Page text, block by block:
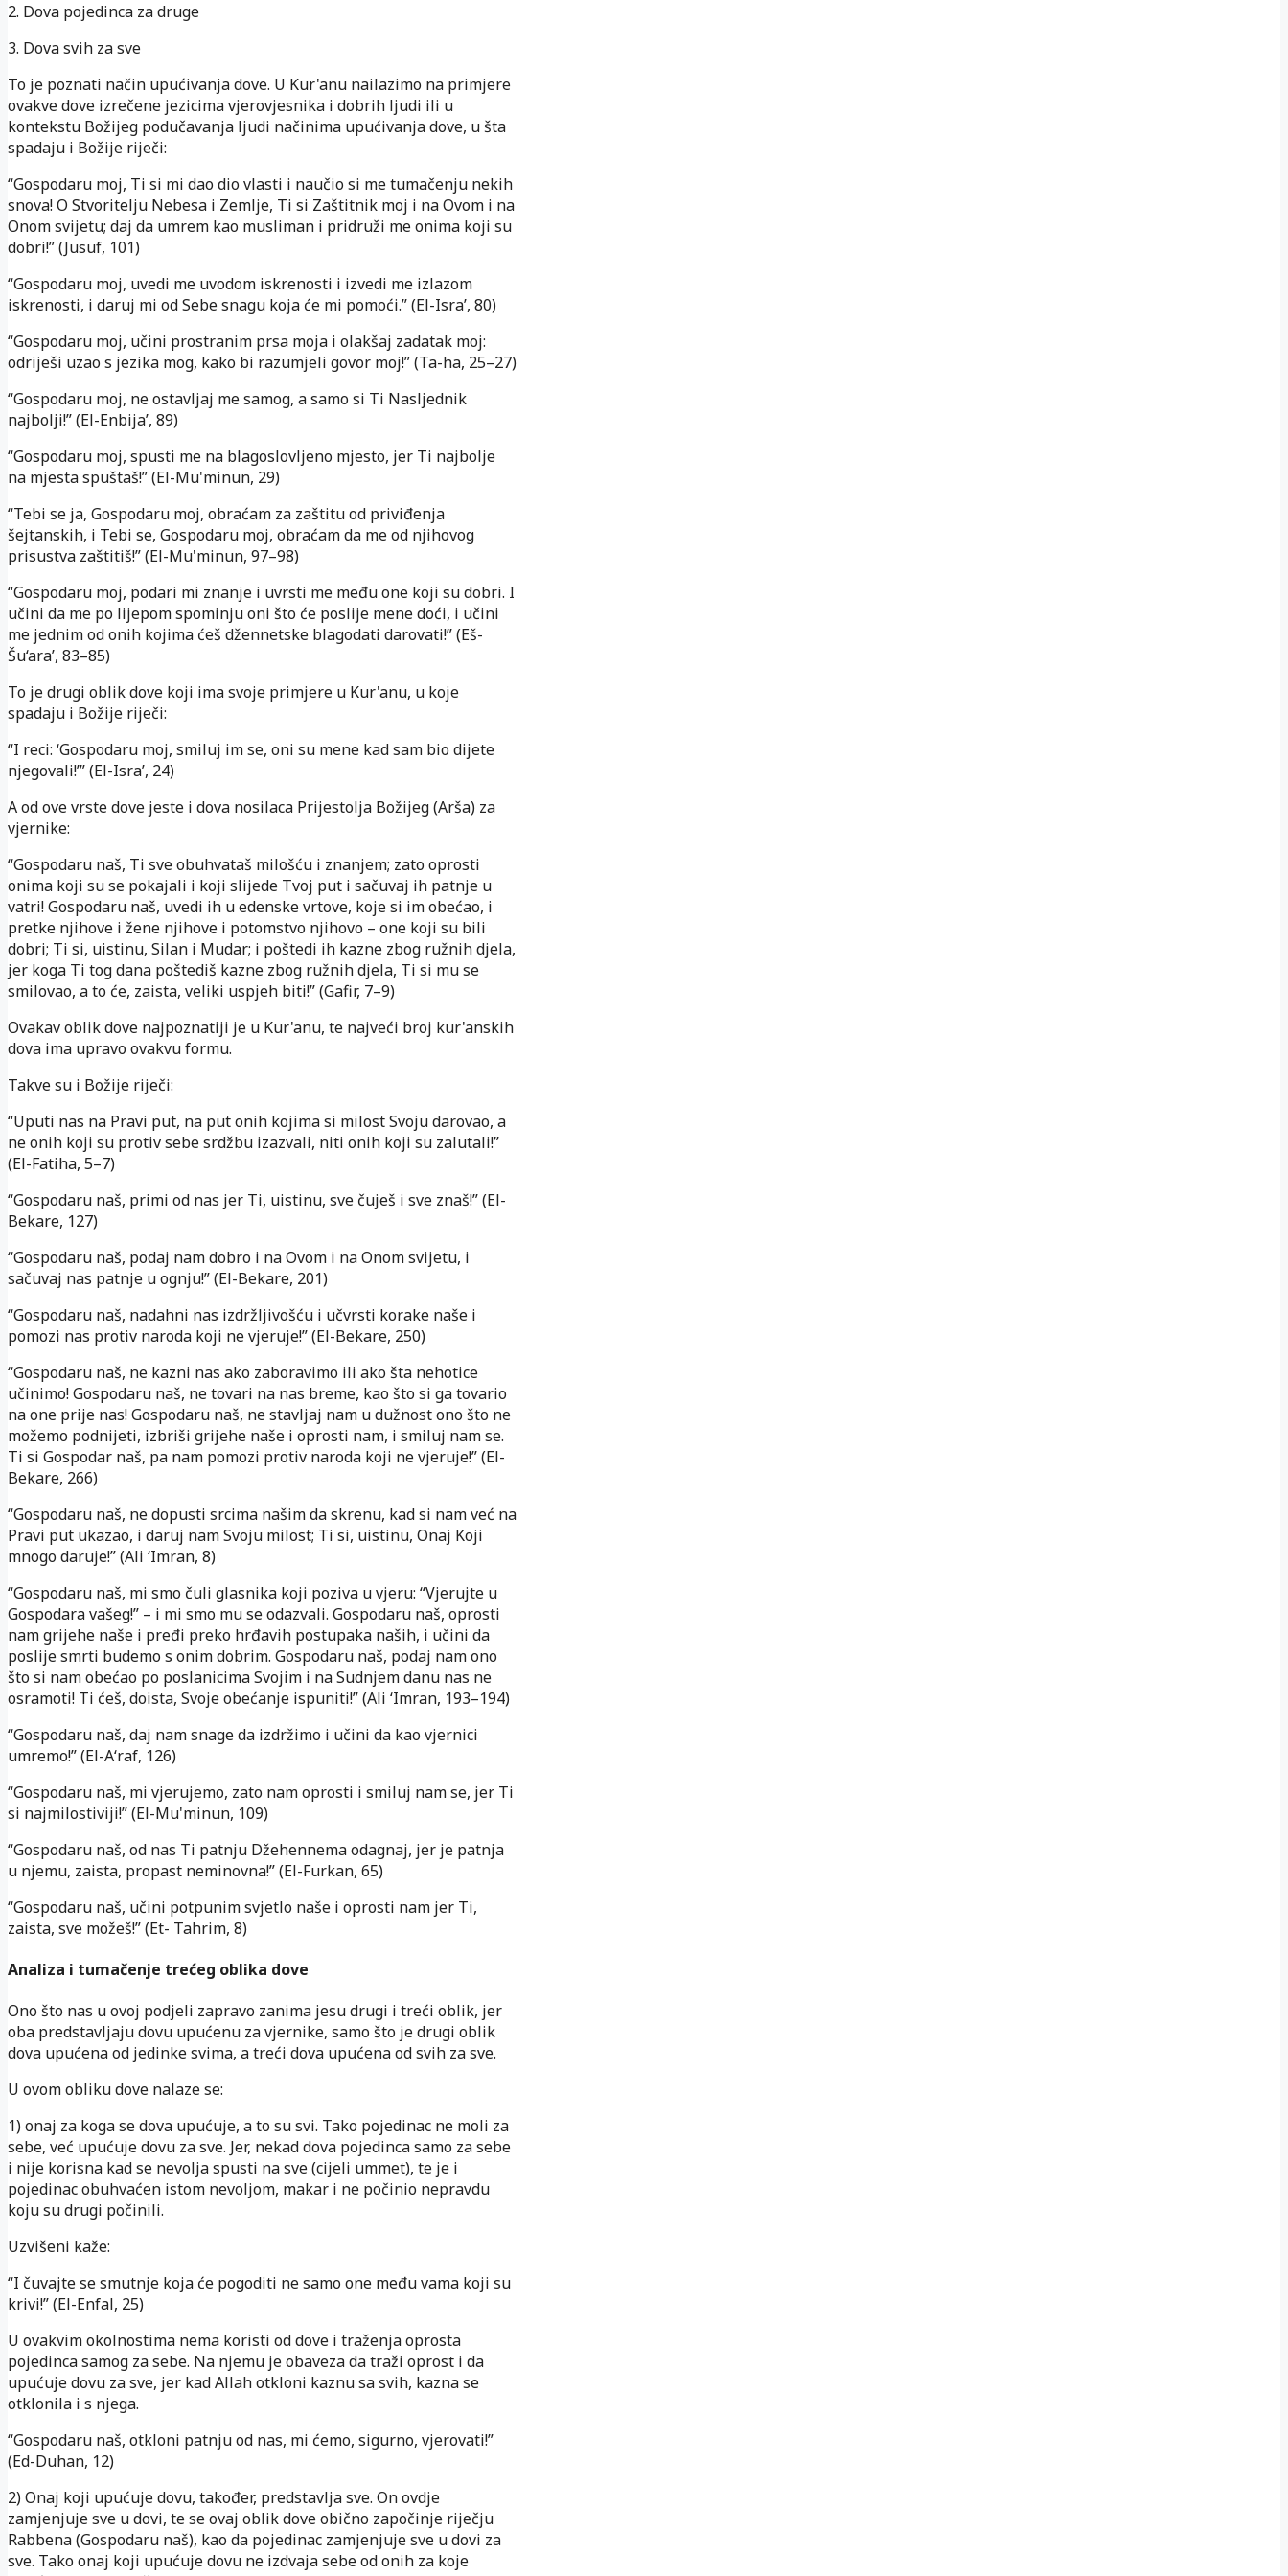
2. Dova pojedinca za druge
3. Dova svih za sve
To je poznati način upućivanja dove. U Kur'anu nailazimo na primjere
ovakve dove izrečene jezicima vjerovjesnika i dobrih ljudi ili u
kontekstu Božijeg podučavanja ljudi načinima upućivanja dove, u šta
spadaju i Božije riječi:
“Gospodaru moj, Ti si mi dao dio vlasti i naučio si me tumačenju nekih
snova! O Stvoritelju Nebesa i Zemlje, Ti si Zaštitnik moj i na Ovom i na
Onom svijetu; daj da umrem kao musliman i pridruži me onima koji su
dobri!” (Jusuf, 101)
“Gospodaru moj, uvedi me uvodom iskrenosti i izvedi me izlazom
iskrenosti, i daruj mi od Sebe snagu koja će mi pomoći.” (El-Isra’, 80)
“Gospodaru moj, učini prostranim prsa moja i olakšaj zadatak moj:
odriješi uzao s jezika mog, kako bi razumjeli govor moj!” (Ta-ha, 25–27)
“Gospodaru moj, ne ostavljaj me samog, a samo si Ti Nasljednik
najbolji!” (El-Enbija’, 89)
“Gospodaru moj, spusti me na blagoslovljeno mjesto, jer Ti najbolje
na mjesta spuštaš!” (El-Mu'minun, 29)
“Tebi se ja, Gospodaru moj, obraćam za zaštitu od priviđenja
šejtanskih, i Tebi se, Gospodaru moj, obraćam da me od njihovog
prisustva zaštitiš!” (El-Mu'minun, 97–98)
“Gospodaru moj, podari mi znanje i uvrsti me među one koji su dobri. I
učini da me po lijepom spominju oni što će poslije mene doći, i učini
me jednim od onih kojima ćeš džennetske blagodati darovati!” (Eš-
Šu‘ara’, 83–85)
To je drugi oblik dove koji ima svoje primjere u Kur'anu, u koje
spadaju i Božije riječi:
“I reci: ‘Gospodaru moj, smiluj im se, oni su mene kad sam bio dijete
njegovali!’” (El-Isra’, 24)
A od ove vrste dove jeste i dova nosilaca Prijestolja Božijeg (Arša) za
vjernike:
“Gospodaru naš, Ti sve obuhvataš milošću i znanjem; zato oprosti
onima koji su se pokajali i koji slijede Tvoj put i sačuvaj ih patnje u
vatri! Gospodaru naš, uvedi ih u edenske vrtove, koje si im obećao, i
pretke njihove i žene njihove i potomstvo njihovo – one koji su bili
dobri; Ti si, uistinu, Silan i Mudar; i poštedi ih kazne zbog ružnih djela,
jer koga Ti tog dana poštediš kazne zbog ružnih djela, Ti si mu se
smilovao, a to će, zaista, veliki uspjeh biti!” (Gafir, 7–9)
Ovakav oblik dove najpoznatiji je u Kur'anu, te najveći broj kur'anskih
dova ima upravo ovakvu formu.
Takve su i Božije riječi:
“Uputi nas na Pravi put, na put onih kojima si milost Svoju darovao, a
ne onih koji su protiv sebe srdžbu izazvali, niti onih koji su zalutali!”
(El-Fatiha, 5–7)
“Gospodaru naš, primi od nas jer Ti, uistinu, sve čuješ i sve znaš!” (El-
Bekare, 127)
“Gospodaru naš, podaj nam dobro i na Ovom i na Onom svijetu, i
sačuvaj nas patnje u ognju!” (El-Bekare, 201)
“Gospodaru naš, nadahni nas izdržljivošću i učvrsti korake naše i
pomozi nas protiv naroda koji ne vjeruje!” (El-Bekare, 250)
“Gospodaru naš, ne kazni nas ako zaboravimo ili ako šta nehotice
učinimo! Gospodaru naš, ne tovari na nas breme, kao što si ga tovario
na one prije nas! Gospodaru naš, ne stavljaj nam u dužnost ono što ne
možemo podnijeti, izbriši grijehe naše i oprosti nam, i smiluj nam se.
Ti si Gospodar naš, pa nam pomozi protiv naroda koji ne vjeruje!” (El-
Bekare, 266)
“Gospodaru naš, ne dopusti srcima našim da skrenu, kad si nam već na
Pravi put ukazao, i daruj nam Svoju milost; Ti si, uistinu, Onaj Koji
mnogo daruje!” (Ali ‘Imran, 8)
“Gospodaru naš, mi smo čuli glasnika koji poziva u vjeru: “Vjerujte u
Gospodara vašeg!” – i mi smo mu se odazvali. Gospodaru naš, oprosti
nam grijehe naše i pređi preko hrđavih postupaka naših, i učini da
poslije smrti budemo s onim dobrim. Gospodaru naš, podaj nam ono
što si nam obećao po poslanicima Svojim i na Sudnjem danu nas ne
osramoti! Ti ćeš, doista, Svoje obećanje ispuniti!” (Ali ‘Imran, 193–194)
“Gospodaru naš, daj nam snage da izdržimo i učini da kao vjernici
umremo!” (El-A‘raf, 126)
“Gospodaru naš, mi vjerujemo, zato nam oprosti i smiluj nam se, jer Ti
si najmilostiviji!” (El-Mu'minun, 109)
“Gospodaru naš, od nas Ti patnju Džehennema odagnaj, jer je patnja
u njemu, zaista, propast neminovna!” (El-Furkan, 65)
“Gospodaru naš, učini potpunim svjetlo naše i oprosti nam jer Ti,
zaista, sve možeš!” (Et- Tahrim, 8)
Analiza i tumačenje trećeg oblika dove
Ono što nas u ovoj podjeli zapravo zanima jesu drugi i treći oblik, jer
oba predstavljaju dovu upućenu za vjernike, samo što je drugi oblik
dova upućena od jedinke svima, a treći dova upućena od svih za sve.
U ovom obliku dove nalaze se:
1) onaj za koga se dova upućuje, a to su svi. Tako pojedinac ne moli za
sebe, već upućuje dovu za sve. Jer, nekad dova pojedinca samo za sebe
i nije korisna kad se nevolja spusti na sve (cijeli ummet), te je i
pojedinac obuhvaćen istom nevoljom, makar i ne počinio nepravdu
koju su drugi počinili.
Uzvišeni kaže:
“I čuvajte se smutnje koja će pogoditi ne samo one među vama koji su
krivi!” (El-Enfal, 25)
U ovakvim okolnostima nema koristi od dove i traženja oprosta
pojedinca samog za sebe. Na njemu je obaveza da traži oprost i da
upućuje dovu za sve, jer kad Allah otkloni kaznu sa svih, kazna se
otklonila i s njega.
“Gospodaru naš, otkloni patnju od nas, mi ćemo, sigurno, vjerovati!”
(Ed-Duhan, 12)
2) Onaj koji upućuje dovu, također, predstavlja sve. On ovdje
zamjenjuje sve u dovi, te se ovaj oblik dove obično započinje riječju
Rabbena (Gospodaru naš), kao da pojedinac zamjenjuje sve u dovi za
sve. Tako onaj koji upućuje dovu ne izdvaja sebe od onih za koje